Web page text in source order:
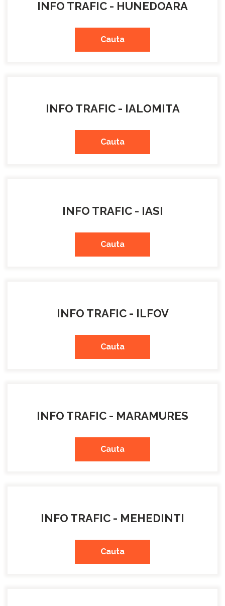
INFO TRAFIC - HUNEDOARA
Cauta
INFO TRAFIC - IALOMITA
Cauta
INFO TRAFIC - IASI
Cauta
INFO TRAFIC - ILFOV
Cauta
INFO TRAFIC - MARAMURES
Cauta
INFO TRAFIC - MEHEDINTI
Cauta